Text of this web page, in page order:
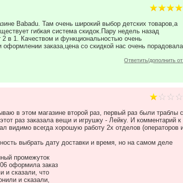
Babadu. Там очень широкий выбор детских товаров,а
гибкая система скидок.Пару недель назад
в 1. Качеством и функциональностью очень
заказа,цена со скидкой нас очень порадовала.
Ответить/дополнить
в этом магазине второй раз, первый раз были траблы с
раз заказала вещи и игрушку - Лейку. И комментарий к
видимо всегда хорошую работу 2х отделов (операторов
выбрать дату доставки и время, но на самом деле
промежуток
оформила заказ
и сказали, что
и сказали,